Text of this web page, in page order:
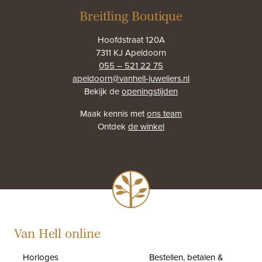
Breitling Boutique
Hoofdstraat 120A
7311 KJ Apeldoorn
055 – 521 22 75
apeldoorn@vanhell-juweliers.nl
Bekijk deopeningstijden
Maak kennis metons team
Ontdekde winkel
Van Hell online
Horloges
Bestellen, betalen &